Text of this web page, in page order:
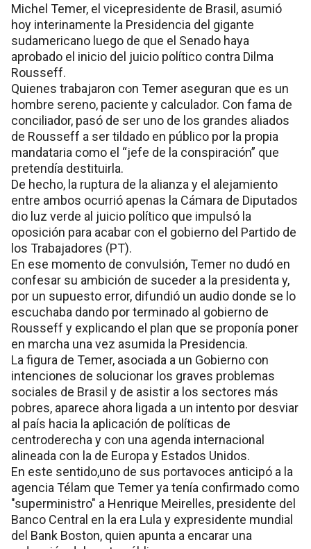
Michel Temer, el vicepresidente de Brasil, asumió
hoy interinamente la Presidencia del gigante
sudamericano luego de que el Senado haya
aprobado el inicio del juicio político contra Dilma
Rousseff.
Quienes trabajaron con Temer aseguran que es un
hombre sereno, paciente y calculador. Con fama de
conciliador, pasó de ser uno de los grandes aliados
de Rousseff a ser tildado en público por la propia
mandataria como el “jefe de la conspiración” que
pretendía destituirla.
De hecho, la ruptura de la alianza y el alejamiento
entre ambos ocurrió apenas la Cámara de Diputados
dio luz verde al juicio político que impulsó la
oposición para acabar con el gobierno del Partido de
los Trabajadores (PT).
En ese momento de convulsión, Temer no dudó en
confesar su ambición de suceder a la presidenta y,
por un supuesto error, difundió un audio donde se lo
escuchaba dando por terminado al gobierno de
Rousseff y explicando el plan que se proponía poner
en marcha una vez asumida la Presidencia.
La figura de Temer, asociada a un Gobierno con
intenciones de solucionar los graves problemas
sociales de Brasil y de asistir a los sectores más
pobres, aparece ahora ligada a un intento por desviar
al país hacia la aplicación de políticas de
centroderecha y con una agenda internacional
alineada con la de Europa y Estados Unidos.
En este sentido,uno de sus portavoces anticipó a la
agencia Télam que Temer ya tenía confirmado como
"superministro" a Henrique Meirelles, presidente del
Banco Central en la era Lula y expresidente mundial
del Bank Boston, quien apunta a encarar una